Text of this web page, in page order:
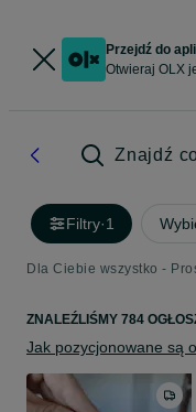
Przejdź do
Otwieraj OLX
Znajdź
Filtry·1
Dla Ciebie wszystko -
ZNALEŹLIŚMY 784
Jak pozycjonowane są